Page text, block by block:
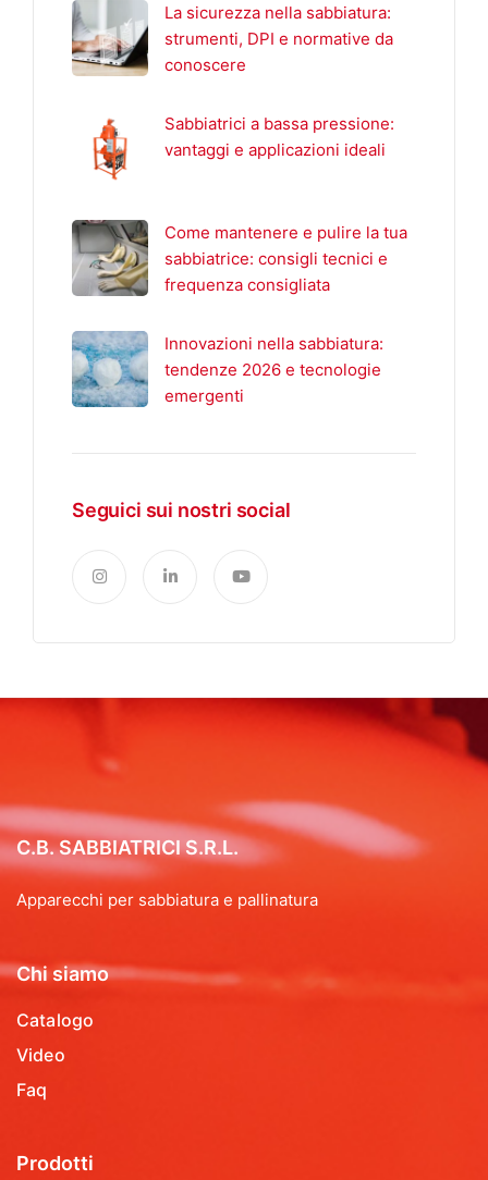
La sicurezza nella sabbiatura:
strumenti, DPI e normative da
conoscere
Sabbiatrici a bassa pressione:
vantaggi e applicazioni ideali
Come mantenere e pulire la tua
sabbiatrice: consigli tecnici e
frequenza consigliata
Innovazioni nella sabbiatura:
tendenze 2026 e tecnologie
emergenti
Seguici sui nostri social
C.B. SABBIATRICI S.R.L.
Apparecchi per sabbiatura e pallinatura
Chi siamo
Catalogo
Video
Faq
Prodotti